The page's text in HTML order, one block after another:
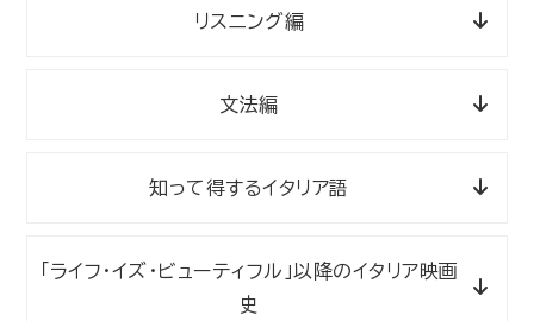
リスニング編
文法編
知って得するイタリア語
「ライフ・イズ・ビューティフル」以降のイタリア映画
史